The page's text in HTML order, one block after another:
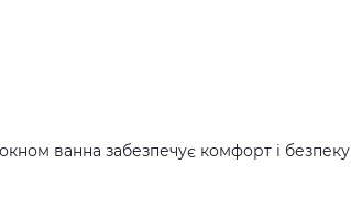
ванна забезпечує комфорт і безпеку